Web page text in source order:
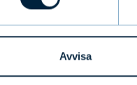
Avvisa